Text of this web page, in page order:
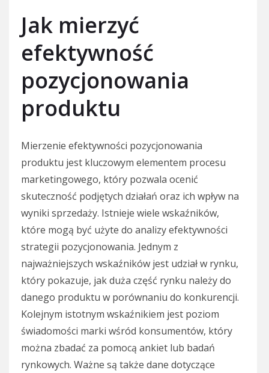
Jak mierzyć
efektywność
pozycjonowania
produktu
Mierzenie efektywności pozycjonowania
produktu jest kluczowym elementem procesu
marketingowego, który pozwala ocenić
skuteczność podjętych działań oraz ich wpływ na
wyniki sprzedaży. Istnieje wiele wskaźników,
które mogą być użyte do analizy efektywności
strategii pozycjonowania. Jednym z
najważniejszych wskaźników jest udział w rynku,
który pokazuje, jak duża część rynku należy do
danego produktu w porównaniu do konkurencji.
Kolejnym istotnym wskaźnikiem jest poziom
świadomości marki wśród konsumentów, który
można zbadać za pomocą ankiet lub badań
rynkowych. Ważne są także dane dotyczące